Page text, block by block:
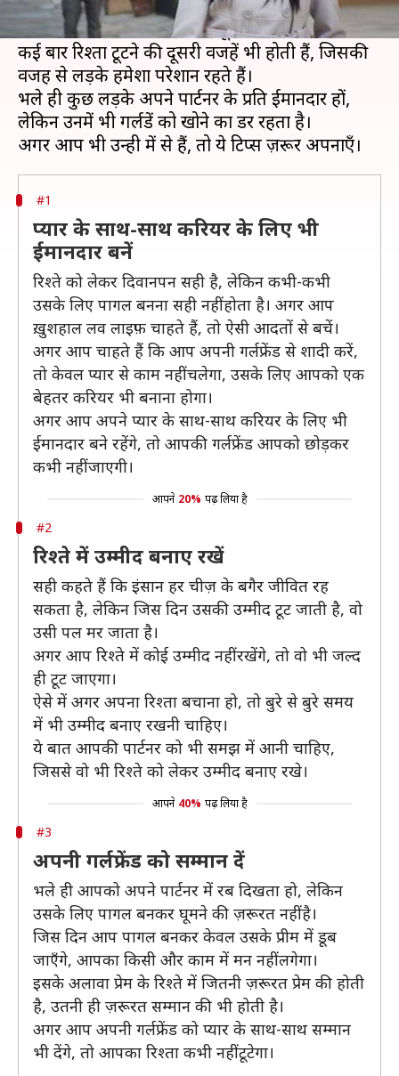
विश्वास की डोर पर टिका रहता है। जिस दिन ये डोर
कमज़ोर होती है, उस दिन रिश्ता टूट जाता है।
कई बार रिश्ता टूटने की दूसरी वजहें भी होती हैं, जिसकी
वजह से लड़के हमेशा परेशान रहते हैं।
भले ही कुछ लड़के अपने पार्टनर के प्रति ईमानदार हों,
लेकिन उनमें भी गर्लफ्रेंड को खोने का डर रहता है।
#1
प्यार के साथ-साथ करियर के लिए भी
ईमानदार बनें
रिश्ते को लेकर दिवानपन सही है, लेकिन कभी-कभी
उसके लिए पागल बनना सही नहीं होता है। अगर आप
ख़ुशहाल लव लाइफ़ चाहते हैं, तो ऐसी आदतों से बचें।
अगर आप चाहते हैं कि आप अपनी गर्लफ्रेंड से शादी करें,
तो केवल प्यार से काम नहीं चलेगा, उसके लिए आपको एक
बेहतर करियर भी बनाना होगा।
अगर आप अपने प्यार के साथ-साथ करियर के लिए भी
ईमानदार बने रहेंगे, तो आपकी गर्लफ्रेंड आपको छोड़कर
कभी नहीं जाएगी।
आपने 20% पढ़ लिया है
#2
रिश्ते में उम्मीद बनाए रखें
सही कहते हैं कि इंसान हर चीज़ के बगैर जीवित रह
सकता है, लेकिन जिस दिन उसकी उम्मीद टूट जाती है, वो
उसी पल मर जाता है।
अगर आप रिश्ते में कोई उम्मीद नहीं रखेंगे, तो वो भी जल्द
ही टूट जाएगा।
ऐसे में अगर अपना रिश्ता बचाना हो, तो बुरे से बुरे समय
में भी उम्मीद बनाए रखनी चाहिए।
ये बात आपकी पार्टनर को भी समझ में आनी चाहिए,
जिससे वो भी रिश्ते को लेकर उम्मीद बनाए रखे।
आपने 40% पढ़ लिया है
#3
अपनी गर्लफ्रेंड को सम्मान दें
भले ही आपको अपने पार्टनर में रब दिखता हो, लेकिन
उसके लिए पागल बनकर घूमने की ज़रूरत नहीं है।
जिस दिन आप पागल बनकर केवल उसके प्रीम में डूब
जाएँगे, आपका किसी और काम में मन नहीं लगेगा।
इसके अलावा प्रेम के रिश्ते में जितनी ज़रूरत प्रेम की होती
है, उतनी ही ज़रूरत सम्मान की भी होती है।
अगर आप अपनी गर्लफ्रेंड को प्यार के साथ-साथ सम्मान
भी देंगे, तो आपका रिश्ता कभी नहीं टूटेगा।